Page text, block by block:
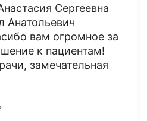
Сергеевна
Анатольевич
вам огромное за
к пациентам!
замечательная